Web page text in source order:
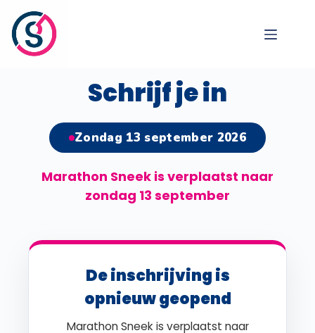
Schrijf je in
Zondag 13 september 2026
Marathon Sneek is verplaatst naar
zondag 13 september
De inschrijving is
opnieuw geopend
Marathon Sneek is verplaatst naar